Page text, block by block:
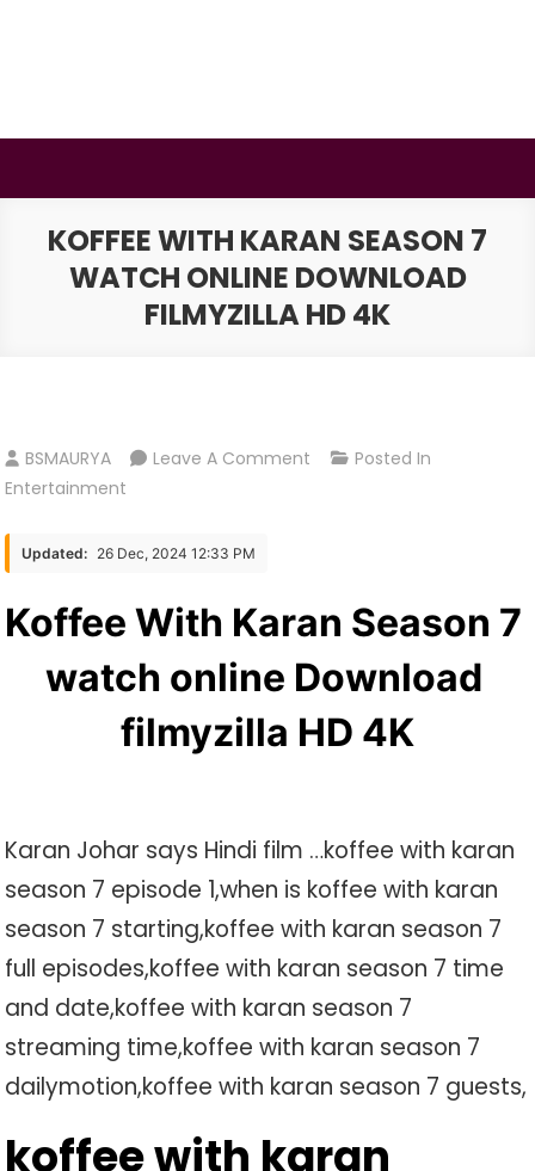
KOFFEE WITH KARAN SEASON 7
WATCH ONLINE DOWNLOAD
FILMYZILLA HD 4K
BSMAURYA Leave A Comment On
Watch
Online
Download
Filmyzilla
Posted In
Entertainment
Updated: 26 Dec, 2024 12:33 PM
Koffee With Karan Season 7
watch online Download
filmyzilla HD 4K
Karan Johar says Hindi film …koffee with karan
season 7 episode 1,when is koffee with karan
season 7 starting,koffee with karan season 7
full episodes,koffee with karan season 7 time
and date,koffee with karan season 7
streaming time,koffee with karan season 7
dailymotion,koffee with karan season 7 guests,
koffee with karan